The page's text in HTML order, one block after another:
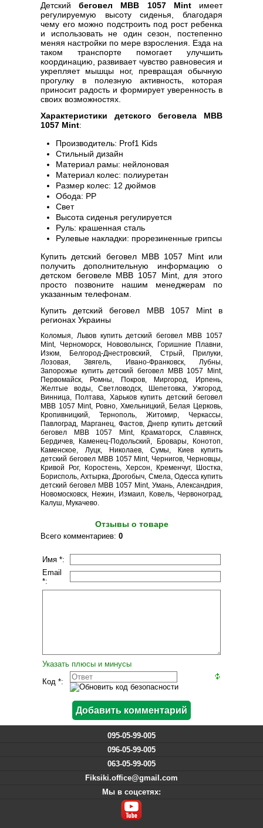
Детскийбеговел MBB 1057 Mintимеет
регулируемую высоту сиденья, благодаря
чему его можно подстроить под рост ребенка
и использовать не один сезон, постепенно
меняя настройки по мере взросления. Езда на
таком транспорте помогает улучшить
координацию, развивает чувство равновесия и
укрепляет мышцы ног, превращая обычную
прогулку в полезную активность, которая
приносит радость и формирует уверенность в
своих возможностях.
Характеристики детского беговела MBB
1057 Mint:
Производитель: Prof1 Kids
Стильный дизайн
Материал рамы: нейлоновая
Материал колес: полиуретан
Размер колес: 12 дюймов
Обода: PP
Свет
Высота сиденья регулируется
Руль: крашенная сталь
Рулевые накладки: прорезиненные грипсы
Купить детский беговел MBB 1057 Mint или
получить дополнительную информацию о
детском беговеле MBB 1057 Mint, для этого
просто позвоните нашим менеджерам по
указанным телефонам.
Купить детский беговел MBB 1057 Mint в
регионах Украины
Коломыя, Львов купить детский беговел MBB 1057
Mint, Черноморск, Нововолынск, Горишние Плавни,
Изюм, Белгород-Днестровский, Стрый, Прилуки,
Лозовая, Звягель, Ивано-Франковск, Лубны,
Запорожье купить детский беговел MBB 1057 Mint,
Первомайск, Ромны, Покров, Миргород, Ирпень,
Желтые воды, Светловодск, Шепетовка, Ужгород,
Винница, Полтава, Харьков купить детский беговел
MBB 1057 Mint, Ровно, Хмельницкий, Белая Церковь,
Кропивницкий, Тернополь, Житомир, Черкассы,
Павлоград, Марганец, Фастов, Днепр купить детский
беговел MBB 1057 Mint, Краматорск, Славянск,
Бердичев, Каменец-Подольский, Бровары, Конотоп,
Каменское, Луцк, Николаев, Сумы, Киев купить
детский беговел MBB 1057 Mint, Чернигов, Черновцы,
Кривой Рог, Коростень, Херсон, Кременчуг, Шостка,
Борисполь, Ахтырка, Дрогобыч, Смела, Одесса купить
детский беговел MBB 1057 Mint, Умань, Александрия,
Новомосковск, Нежин, Измаил, Ковель, Червоноград,
Калуш, Мукачево.
Отзывы о товаре
Всего комментариев: 0
Имя *:
Email
*:
Указать плюсы и минусы
Код *:
095-05-99-005
096-05-99-005
063-05-99-005
Fiksiki.office@gmail.com
Мы в соцсетях: